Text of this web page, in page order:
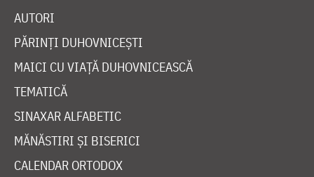
AUTORI
PĂRINȚI DUHOVNICEȘTI
MAICI CU VIAȚĂ DUHOVNICEASCĂ
TEMATICĂ
SINAXAR ALFABETIC
MĂNĂSTIRI ȘI BISERICI
CALENDAR ORTODOX